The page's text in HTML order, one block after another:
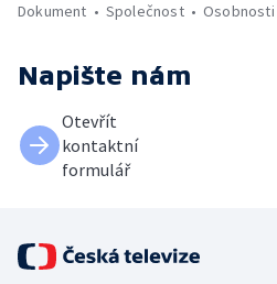
Dokument
Společnost Osobnosti
Napište nám
Otevřít
kontaktní
formulář